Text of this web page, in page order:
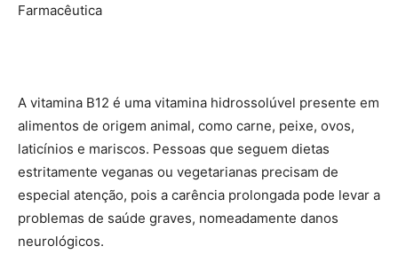
Farmacêutica
A vitamina B12 é uma vitamina hidrossolúvel presente em
alimentos de origem animal, como carne, peixe, ovos,
laticínios e mariscos. Pessoas que seguem dietas
estritamente veganas ou vegetarianas precisam de
especial atenção, pois a carência prolongada pode levar a
problemas de saúde graves, nomeadamente danos
neurológicos.